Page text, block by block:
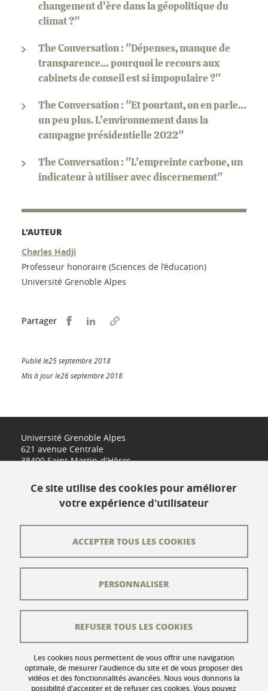
changement d’ère dans la géopolitique du
climat ?"
The Conversation : "Dépenses, manque de
transparence… pourquoi le recours aux
cabinets de conseil est si impopulaire ?"
The Conversation : "Et pourtant, on en parle…
un peu plus. L’environnement dans la
campagne présidentielle 2022"
The Conversation : "L’empreinte carbone, un
indicateur à utiliser avec discernement"
L'AUTEUR
Charles Hadji
Professeur honoraire (Sciences de l’éducation)
Université Grenoble Alpes
Partager Partager sur Facebook
Partager sur LinkedIn
Publié le25 septembre 2018
Mis à jour le26 septembre 2018
Université Grenoble Alpes
621 avenue Centrale
38400 Saint-Martin-d'Hères
L'équipe éditoriale
Crédits
Mentions légales
Données personnelles
Gestion des cookies
Ce site utilise des cookies pour améliorer
votre expérience d'utilisateur
Les cookies nous permettent de vous offrir une navigation
optimale, de mesurer l'audience du site et de vous proposer des
vidéos et des fonctionnalités avancées. Nous vous donnons la
possibilité d'accepter et de refuser ces cookies. Vous pouvez
ACCEPTER TOUS LES COOKIES
REFUSER TOUS LES COOKIES
PERSONNALISER